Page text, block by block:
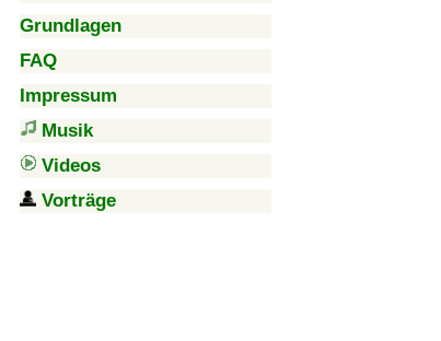
Grundlagen
FAQ
Impressum
Musik
Videos
Vorträge